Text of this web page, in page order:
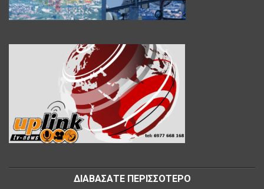
ΔΙΑΒΑΣΑΤΕ ΠΕΡΙΣΣΟΤΕΡΟ